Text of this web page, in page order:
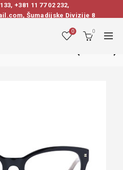
, +381 11 77 02 232,
Šumadijske Divizije 8
0 0